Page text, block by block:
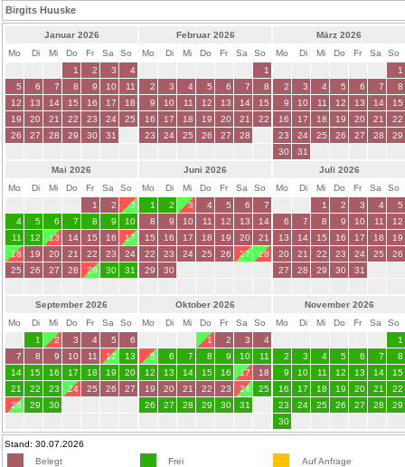
Birgits Huuske
Januar 2026
Mo
Di Mi Do Fr Sa
So
1
2 3
4
5
6 7 8 9 10
11
12
13 14 15 16 17
18
19
20 21 22 23 24
25
26
27 28 29 30 31
Februar 2026
Mo
Di Mi Do Fr Sa
So
1
2
3 4 5 6 7
8
9
10 11 12 13 14
15
16
17 18 19 20 21
22
23
24 25 26 27 28
März 2026
Mo
Di Mi Do Fr Sa
So
1
2
3 4 5 6 7
8
9
10 11 12 13 14
15
16
17 18 19 20 21
22
23
24 25 26 27 28
29
30
31
Mai 2026
Mo
Di Mi Do Fr Sa
So
1
2
3
4
5 6 7 8 9
10
11
12 13 14 15 16
17
18
19 20 21 22 23
24
25
26 27 28 29 30 31
Juni 2026
Mo
Di Mi Do Fr Sa
So
1
2 3 4 5 6
7
8
9 10 11 12 13
14
15
16 17 18 19 20
21
22
23 24 25 26 27
28
29
30
Juli 2026
Mo
Di Mi Do Fr Sa
So
1
2 3 4
5
6
7 8 9 10 11
12
13
14 15 16 17 18
19
20
21 22 23 24 25
26
27
28 29 30 31
September 2026
Mo
Di Mi Do Fr Sa
So
1
2 3 4 5
6
7
8 9 10 11 12
13
14
15 16 17 18 19
20
21
22 23 24 25 26
27
28
29 30
Oktober 2026
Mo
Di Mi Do Fr Sa
So
1
2 3
4
5
6 7 8 9 10
11
12
13 14 15 16 17
18
19
20 21 22 23 24
25
26
27 28 29 30 31
November 2026
Mo
Di Mi Do Fr Sa
So
1
2
3 4 5 6 7
8
9
10 11 12 13 14
15
16
17 18 19 20 21
22
23
24 25 26 27 28
29
30
Stand: 30.07.2026
Belegt
Frei Auf Anfrage